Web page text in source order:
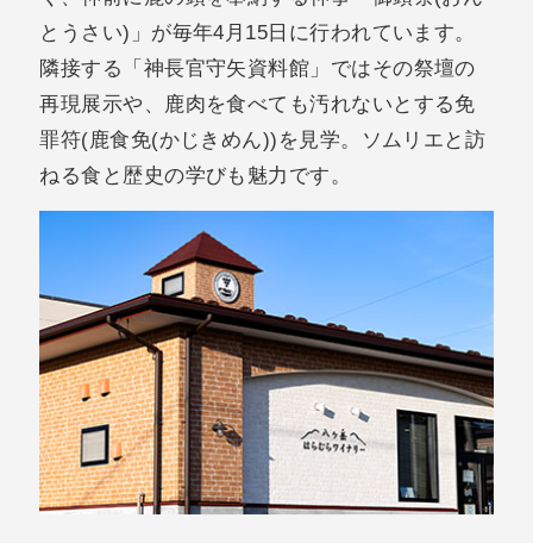
とうさい)」が毎年4月15日に行われています。
隣接する「神長官守矢資料館」ではその祭壇の
再現展示や、鹿肉を食べても汚れないとする免
罪符(鹿食免(かじきめん))を見学。ソムリエと訪
ねる食と歴史の学びも魅力です。